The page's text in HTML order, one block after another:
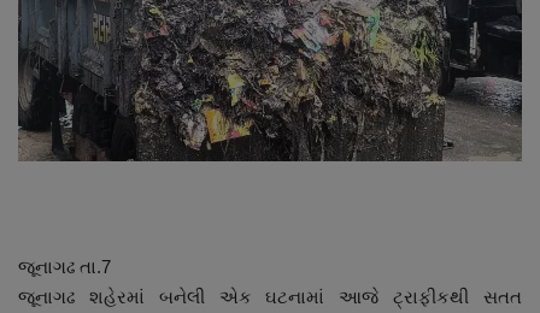
About Author
Contact
Dipotsav Special
રાષ્ટ્રીય
જૂનાગઢ તા.7
જૂનાગઢ શહેરમાં બનેલી એક ઘટનામાં આજે ટ્રાફીકથી સતત